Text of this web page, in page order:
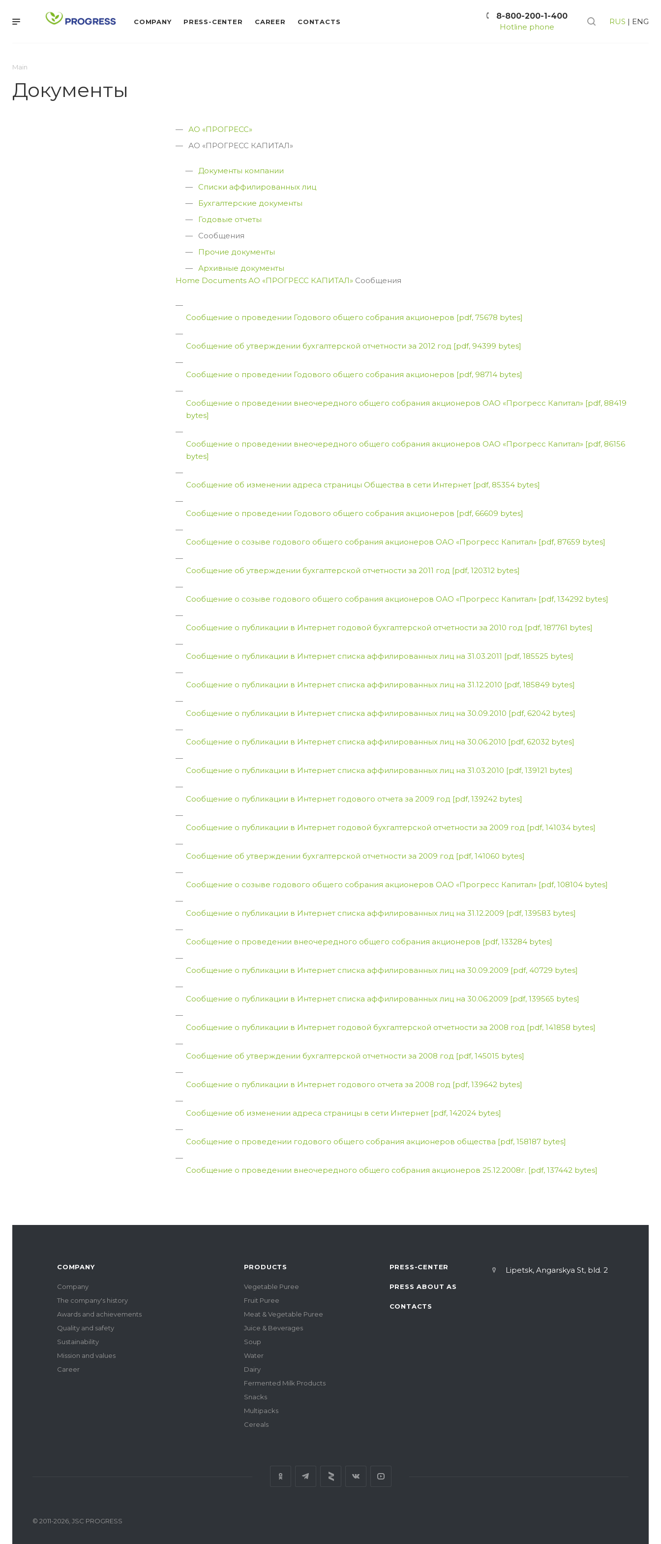
RUS | ENG
8-800-200-1-400
Hotline phone
COMPANY PRESS-CENTER CAREER CONTACTS
Main
Документы
АО «ПРОГРЕСС»
АО «ПРОГРЕСС КАПИТАЛ»
Документы компании
Списки аффилированных лиц
Бухгалтерские документы
Годовые отчеты
Сообщения
Прочие документы
Архивные документы
Home Documents АО «ПРОГРЕСС КАПИТАЛ» Сообщения
Сообщение о проведении Годового общего собрания акционеров [pdf, 75678 bytes]
Сообщение об утверждении бухгалтерской отчетности за 2012 год [pdf, 94399 bytes]
Сообщение о проведении Годового общего собрания акционеров [pdf, 98714 bytes]
Сообщение о проведении внеочередного общего собрания акционеров ОАО «Прогресс Капитал» [pdf, 88419
bytes]
Сообщение о проведении внеочередного общего собрания акционеров ОАО «Прогресс Капитал» [pdf, 86156
bytes]
Сообщение об изменении адреса страницы Общества в сети Интернет [pdf, 85354 bytes]
Сообщение о проведении Годового общего собрания акционеров [pdf, 66609 bytes]
Сообщение о созыве годового общего собрания акционеров ОАО «Прогресс Капитал» [pdf, 87659 bytes]
Сообщение об утверждении бухгалтерской отчетности за 2011 год [pdf, 120312 bytes]
Сообщение о созыве годового общего собрания акционеров ОАО «Прогресс Капитал» [pdf, 134292 bytes]
Сообщение о публикации в Интернет годовой бухгалтерской отчетности за 2010 год [pdf, 187761 bytes]
Сообщение о публикации в Интернет списка аффилированных лиц на 31.03.2011 [pdf, 185525 bytes]
Сообщение о публикации в Интернет списка аффилированных лиц на 31.12.2010 [pdf, 185849 bytes]
Сообщение о публикации в Интернет списка аффилированных лиц на 30.09.2010 [pdf, 62042 bytes]
Сообщение о публикации в Интернет списка аффилированных лиц на 30.06.2010 [pdf, 62032 bytes]
Сообщение о публикации в Интернет списка аффилированных лиц на 31.03.2010 [pdf, 139121 bytes]
Сообщение о публикации в Интернет годового отчета за 2009 год [pdf, 139242 bytes]
Сообщение о публикации в Интернет годовой бухгалтерской отчетности за 2009 год [pdf, 141034 bytes]
Сообщение об утверждении бухгалтерской отчетности за 2009 год [pdf, 141060 bytes]
Сообщение о созыве годового общего собрания акционеров ОАО «Прогресс Капитал» [pdf, 108104 bytes]
Сообщение о публикации в Интернет списка аффилированных лиц на 31.12.2009 [pdf, 139583 bytes]
Сообщение о проведении внеочередного общего собрания акционеров [pdf, 133284 bytes]
Сообщение о публикации в Интернет списка аффилированных лиц на 30.09.2009 [pdf, 40729 bytes]
Сообщение о публикации в Интернет списка аффилированных лиц на 30.06.2009 [pdf, 139565 bytes]
Сообщение о публикации в Интернет годовой бухгалтерской отчетности за 2008 год [pdf, 141858 bytes]
Сообщение об утверждении бухгалтерской отчетности за 2008 год [pdf, 145015 bytes]
Сообщение о публикации в Интернет годового отчета за 2008 год [pdf, 139642 bytes]
Сообщение об изменении адреса страницы в сети Интернет [pdf, 142024 bytes]
Сообщение о проведении годового общего собрания акционеров общества [pdf, 158187 bytes]
Сообщение о проведении внеочередного общего собрания акционеров 25.12.2008г. [pdf, 137442 bytes]
COMPANY
Company
The company's history
Awards and achievements
Quality and safety
Sustainability
Mission and values
Career
PRODUCTS
Vegetable Puree
Fruit Puree
Meat & Vegetable Puree
Juice & Beverages
Soup
Water
Dairy
Fermented Milk Products
Snacks
Multipacks
Cereals
PRESS-CENTER
PRESS ABOUT AS
CONTACTS
Lipetsk, Angarskya St, bld. 2
© 2011-2026, JSC PROGRESS